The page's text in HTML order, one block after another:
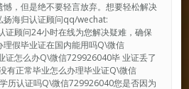
，但是绝不要轻言放弃。想要轻松解决
扬海归认证顾问qq/wechat:
证顾问24小时在线为您解决疑难，确保
假毕业证在国内能用吗Q\微信
证怎么办Q\微信729926040毕 业证丢了
有正常毕业怎么办理毕业证Q\微信
历认证吗Q\微信729926040您是否因为